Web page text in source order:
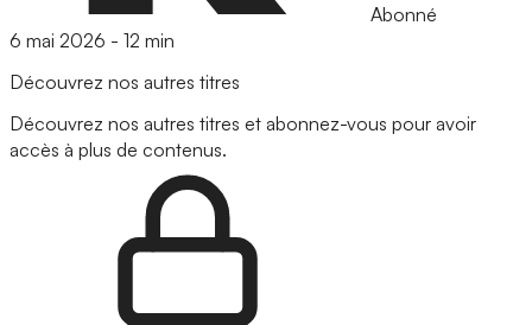
Abonné
6 mai 2026 - 12 min
Découvrez nos autres titres
Découvrez nos autres titres et abonnez-vous pour avoir
accès à plus de contenus.